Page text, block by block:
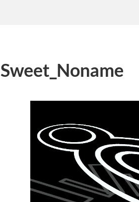
Sweet_Noname